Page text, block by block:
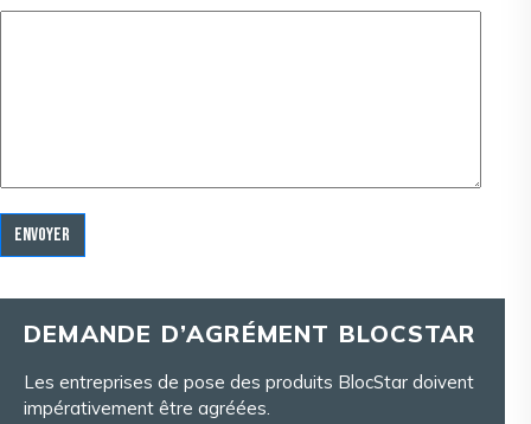
Envoyer
DEMANDE D’AGRÉMENT BLOCSTAR
Les entreprises de pose des produits BlocStar doivent
impérativement être agréées.